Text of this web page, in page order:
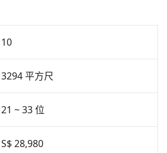
10
3294 平方尺
21 ~ 33 位
S$ 28,980